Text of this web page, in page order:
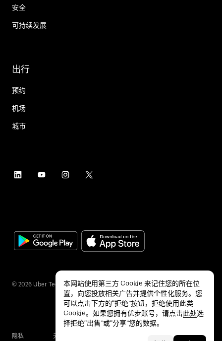
安全
可持续发展
出行
预约
机场
城市
© 2026 Uber Technologies Inc.
隐私 无障碍服务
本网站使用第三方 Cookie 来记住您的所在位
置，向您投放相关广告并提供个性化服务。您
可以点击下方的“拒绝”按钮，拒绝使用此类
Cookie。如果您拥有优步账号，请点击此处选
择拒绝“出售”或“分享”您的数据。